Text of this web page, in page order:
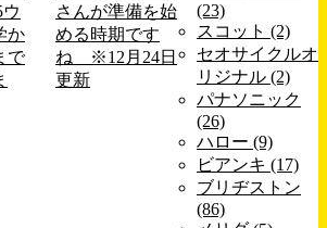
か
で
さんが準備を始
める時期です
ね ※12月24日
更新
(23)
スコット (2)
セオサイクルオ
リジナル (2)
パナソニック
(26)
ハロー (9)
ビアンキ (17)
ブリヂストン
(86)